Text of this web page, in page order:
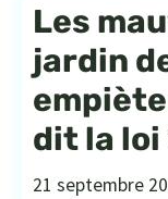
Les
jardin
dit la loi
21 septembre